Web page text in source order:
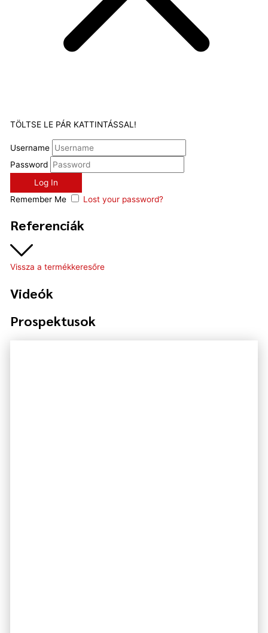
TÖLTSE LE PÁR KATTINTÁSSAL!
Username
Password
Remember Me Lost your password?
Referenciák
Vissza a termékkeresőre
Videók
Prospektusok